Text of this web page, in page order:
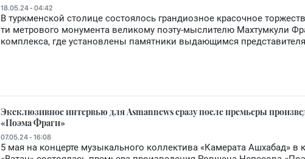
18.05.24 - 04:42
В туркменской столице состоялось грандиозное красочное
ти метрового монумента великому поэту-мыслителю Махтумкули
комплекса, где установлены памятники выдающимся
Эксклюзивное интервью для Asmannews сразу после премьеры
«Поэма Фраги»
07.05.24 - 16:08
5 мая на концерте музыкального коллектива «Камерата Ашхабад» в